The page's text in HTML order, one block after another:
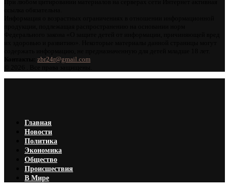
zbr24r@gmail.com
Главная
Новости
Политика
Экономика
Общество
Происшествия
В Мире